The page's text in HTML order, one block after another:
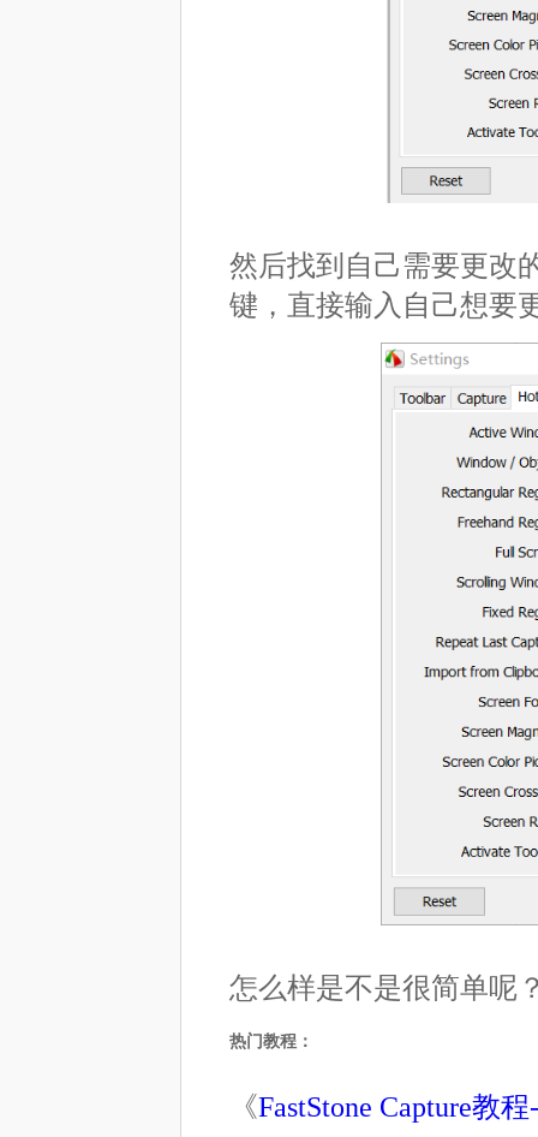
然后找到自己需要更改
键，直接输入自己想要
怎么样是不是很简单呢
热门教程：
《FastStone Capture教